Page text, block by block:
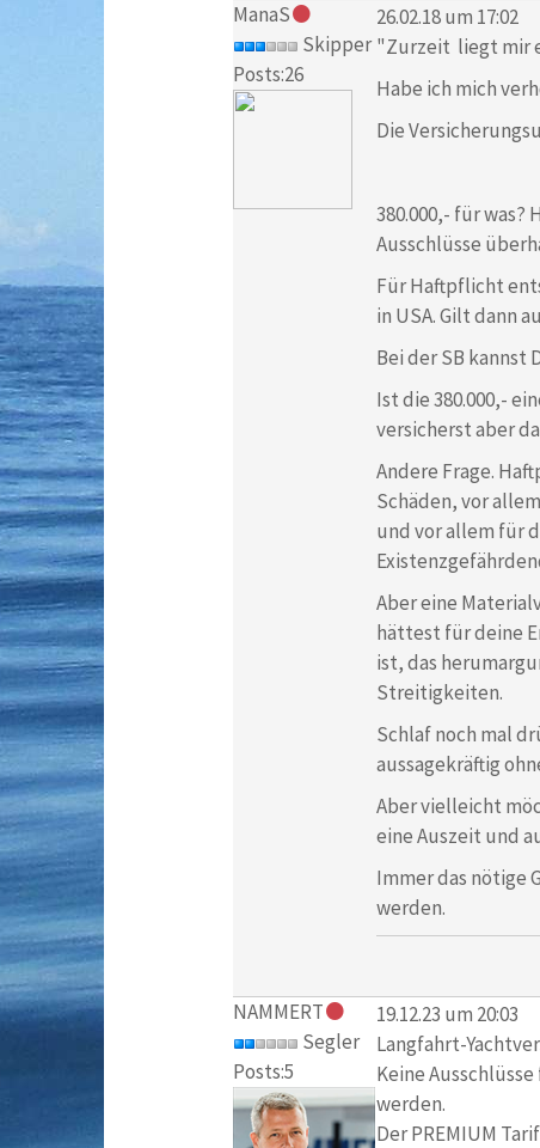
ManaS
Skipper
Posts:26
26.02.18 um 17:02
"Zurzeit liegt mir
Habe ich mich
Die
380.000,- für
Ausschlüsse
Für Haftpflicht
in USA. Gilt dann
Bei der SB kannst
Ist die 380.000,-
versicherst aber
Andere Frage.
Schäden, vor
und vor allem für
Aber eine
hättest für deine
ist, das
Streitigkeiten.
Schlaf noch mal
aussagekräftig
Aber vielleicht
eine Auszeit und
Immer das nötige
werden.
NAMMERT
Segler
Posts:5
19.12.23 um 20:03
Langfahrt-
Keine
werden.
Der PREMIUM